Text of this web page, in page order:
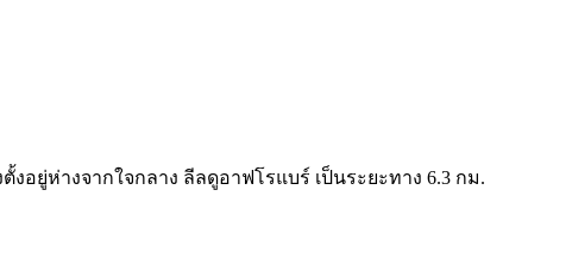
งอยู่ห่างจากใจกลาง ลีลดูอาฟโรแบร์ เป็นระยะทาง 6.3 กม.